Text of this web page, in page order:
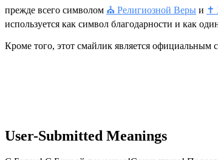
прежде всего символом ⛪️ Религиозной Веры и ✝️
используется как символ благодарности и как
Кроме того, этот смайлик является официальным
User-Submitted Meanings